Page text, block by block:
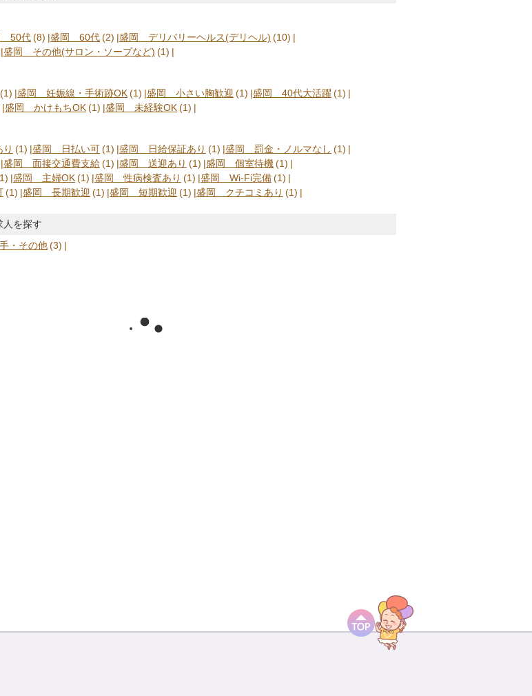
50代(8) 盛岡 60代(2) 盛岡 デリバリーヘルス(デリヘル) (10)
盛岡 その他(サロン・ソープなど) (1)
(1) 盛岡 妊娠線・手術跡OK(1) 盛岡 小さい胸歓迎 (1) 盛岡 40代大活躍(1)
盛岡 かけもちOK(1) 盛岡 未経験OK(1)
(1) 盛岡 日払い可(1) 盛岡 日給保証あり (1) 盛岡 罰金・ノルマなし (1)
盛岡 面接交通費支給(1) 盛岡 送迎あり (1) 盛岡 個室待機(1)
盛岡 主婦OK(1) 盛岡 性病検査あり (1) 盛岡 Wi-Fi完備(1)
(1) 盛岡 長期歓迎 (1) 盛岡 短期歓迎 (1) 盛岡 クチコミあり (1)
人を探す
・その他(3)